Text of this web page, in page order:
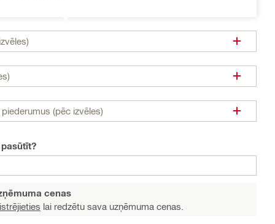
(pēc izvēles)
cenas
lai redzētu sava uzņēmuma cenas.